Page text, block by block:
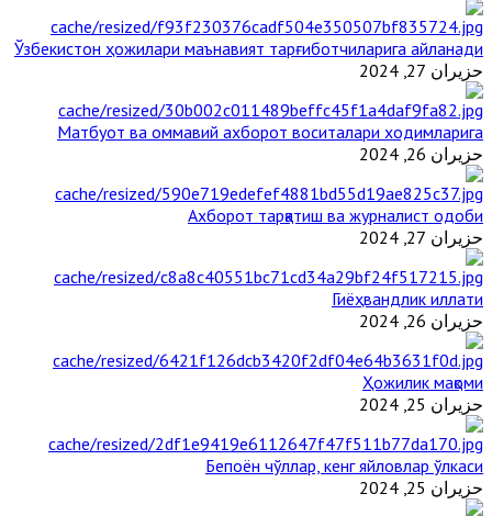
Ўзбекистон ҳожилари маънавият тарғиботчиларига айланади
حزيران 27, 2024
Матбуот ва оммавий ахборот воситалари ходимларига
حزيران 26, 2024
Ахборот тарқатиш ва журналист одоби
حزيران 27, 2024
Гиёҳвандлик иллати
حزيران 26, 2024
Ҳожилик мақоми
حزيران 25, 2024
Бепоён чўллар, кенг яйловлар ўлкаси
حزيران 25, 2024